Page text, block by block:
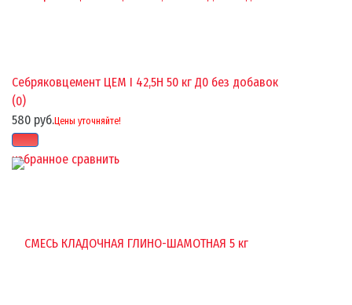
избранное сравнить
Себряковцемент ЦЕМ I 42,5Н 50 кг Д0 без добавок
(0)
580 руб.Цены уточняйте!